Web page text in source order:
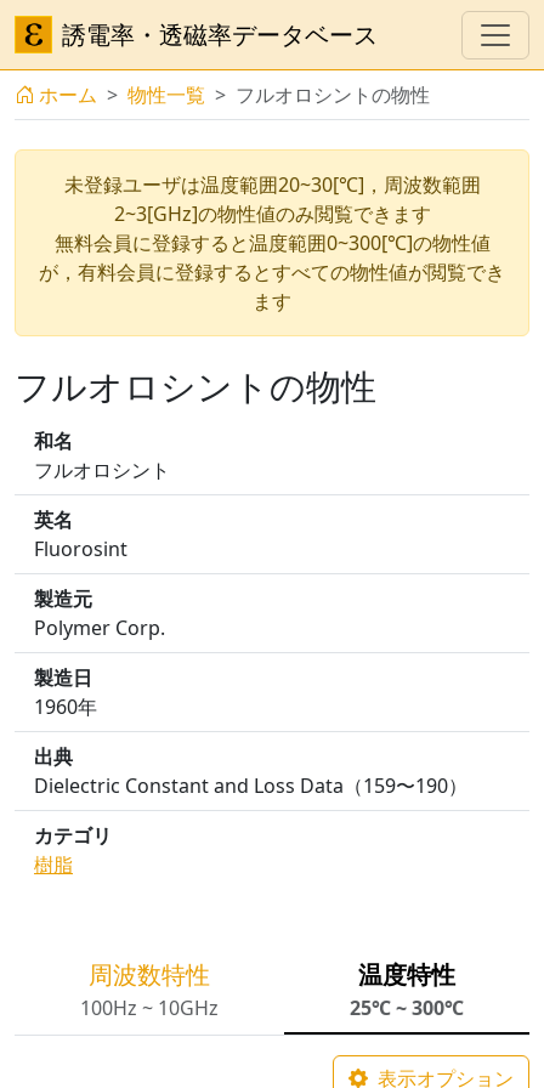
誘電率・透磁率データベース
ホーム 物性一覧 フルオロシントの物性
未登録ユーザは温度範囲20~30[℃]，周波数範囲
2~3[GHz]の物性値のみ閲覧できます
無料会員に登録すると温度範囲0~300[℃]の物性値
が，有料会員に登録するとすべての物性値が閲覧でき
ます
フルオロシントの物性
和名
フルオロシント
英名
Fluorosint
製造元
Polymer Corp.
製造日
1960年
出典
Dielectric Constant and Loss Data（159〜190）
カテゴリ
樹脂
周波数特性
100Hz ~ 10GHz
温度特性
25℃ ~ 300℃
表示オプション